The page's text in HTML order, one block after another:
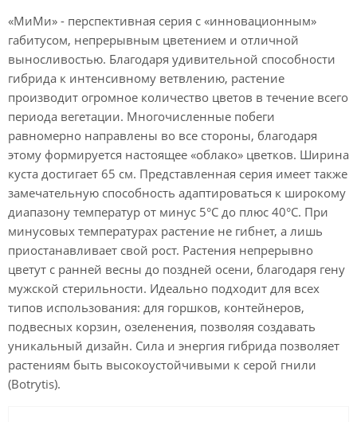
«МиМи» - перспективная серия с «инновационным»
габитусом, непрерывным цветением и отличной
выносливостью. Благодаря удивительной способности
гибрида к интенсивному ветвлению, растение
производит огромное количество цветов в течение всего
периода вегетации. Многочисленные побеги
равномерно направлены во все стороны, благодаря
этому формируется настоящее «облако» цветков. Ширина
куста достигает 65 см. Представленная серия имеет также
замечательную способность адаптироваться к широкому
диапазону температур от минус 5°С до плюс 40°С. При
минусовых температурах растение не гибнет, а лишь
приостанавливает свой рост. Растения непрерывно
цветут с ранней весны до поздней осени, благодаря гену
мужской стерильности. Идеально подходит для всех
типов использования: для горшков, контейнеров,
подвесных корзин, озеленения, позволяя создавать
уникальный дизайн. Сила и энергия гибрида позволяет
растениям быть высокоустойчивыми к серой гнили
(Botrytis).